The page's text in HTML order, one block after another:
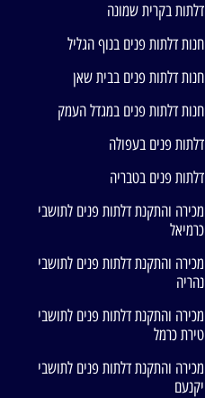
דלתות בקרית שמונה
חנות דלתות פנים בנוף הגליל
חנות דלתות פנים בבית שאן
חנות דלתות פנים במגדל העמק
דלתות פנים בעפולה
דלתות פנים בטבריה
מכירה והתקנת דלתות פנים לתושבי
כרמיאל
מכירה והתקנת דלתות פנים לתושבי
נהריה
מכירה והתקנת דלתות פנים לתושבי
טירת כרמל
מכירה והתקנת דלתות פנים לתושבי
יקנעם